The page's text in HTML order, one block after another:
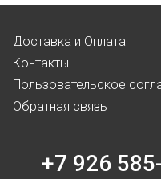
Доставка и Оплата
Контакты
Пользовательское
Обратная связь
+7 926